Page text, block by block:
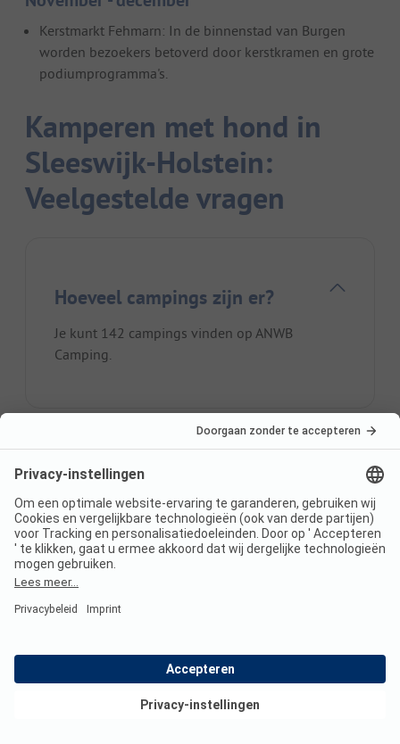
Kerstmarkt Fehmarn: In de binnenstad van Burgen
worden bezoekers betoverd door kerstkramen en grote
podiumprogramma's.
Kamperen met hond in
Sleeswijk-Holstein:
Veelgestelde vragen
Hoeveel campings zijn er?
Je kunt 142 campings vinden op ANWB
Camping.
Wat zijn de top 3 campings?
Bijzonder populaire campings zijn:
Campingplatz Lübeck-Schönböcken,
Campingplatz Triangel
Wat zijn de top 3 kenmerken